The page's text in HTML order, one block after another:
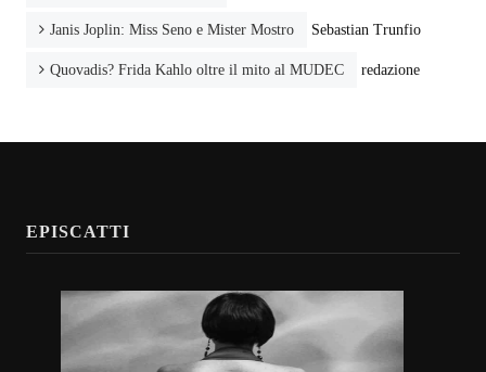
Janis Joplin: Miss Seno e Mister Mostro Sebastian Trunfio
Quovadis? Frida Kahlo oltre il mito al MUDEC redazione
EPISCATTI